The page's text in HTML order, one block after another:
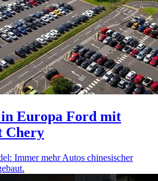
Europa Ford mit
Chery
Immer mehr Autos chinesischer